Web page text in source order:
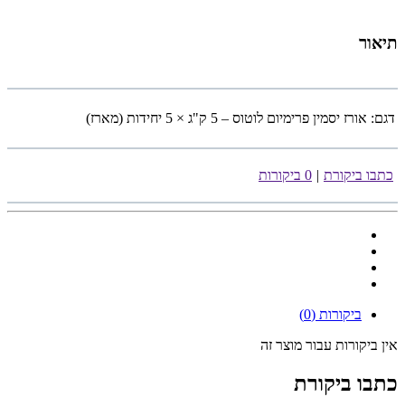
תיאור
דגם: אורז יסמין פרימיום לוטוס – 5 ק"ג × 5 יחידות (מארז)
כתבו ביקורת | 0 ביקורות
ביקורות (0)
אין ביקורות עבור מוצר זה
כתבו ביקורת